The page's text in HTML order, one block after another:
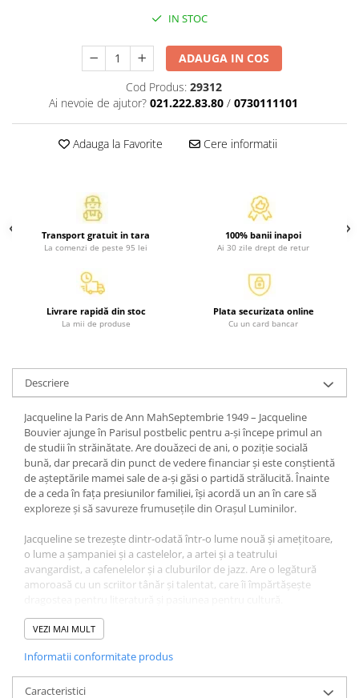
Atlase, dictionare si enciclopedii
Carte prescolara
Carti pentru copii
Grafice
Literatura si fictiune
Dictionare si enciclopedii
Atlase
Atlase, dictionare si enciclopedii
Dictionare de limba romana
Dictionare tematice
Enciclopedii
Fitness si frumusete
Diverse
Diverse
Feng Shui
Medicina alternativa
Sa nu razi :((
Drept
Legislatie
Fictiune
Actiune si Aventura
Clasici
Crime, Thriller, Mistery
Fantasy
Istorica
IN STOC
ADAUGA IN COS
Cod Produs: 29312
Ai nevoie de ajutor? 021.222.83.80 / 0730111101
Adauga la Favorite Cere informatii
Transport gratuit in tara
La comenzi de peste 95 lei
100% banii inapoi
Ai 30 zile drept de retur
Livrare rapidă din stoc
La mii de produse
Plata securizata online
Cu un card bancar
Descriere
Jacqueline la Paris de Ann MahSeptembrie 1949 – Jacqueline
Bouvier ajunge în Parisul postbelic pentru a-și începe primul an
de studii în străinătate. Are douăzeci de ani, o poziție socială
bună, dar precară din punct de vedere financiar și este conștientă
de așteptările mamei sale de a-și găsi o partidă strălucită. Înainte
de a ceda în fața presiunilor familiei, își acordă un an în care să
exploreze și să savureze frumusețile din Orașul Luminilor.
Jacqueline se trezește dintr-odată într-o lume nouă și amețitoare,
o lume a șampaniei și a castelelor, a artei și a teatrului
avangardist, a cafenelelor și a cluburilor de jazz. Are o legătură
amoroasă cu un scriitor tânăr și talentat, care îi împărtășește
Evocatoare, sensibilă și bogată în detalii istorice, Jacqueline la
Paris creionează portretul celei care va deveni un simbol feminin
intelectuală și estetică a lui Jacqueline Bouvier și povestește cum
Franța devine adevărata ei iubire, care o va influența de-a lungul
întregii sale vieți.
VEZI MAI MULT
Informatii conformitate produs
Caracteristici